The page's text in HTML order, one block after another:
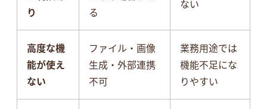
り
る
ない
高度な機
能が使え
ない
ファイル・画像
生成・外部連携
不可
業務用途では
機能不足にな
りやすい